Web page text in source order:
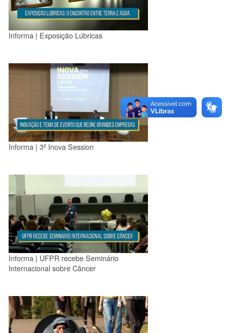
Informa | Exposição Lúbricas
Informa | 3º Inova Session
Informa | UFPR recebe Seminário
Internacional sobre Câncer